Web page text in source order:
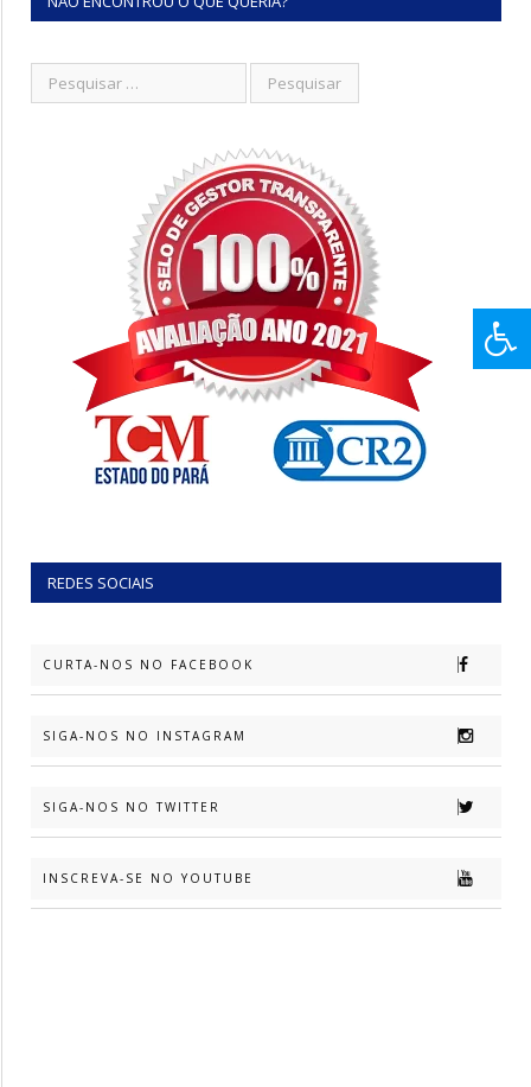
REDES SOCIAIS
CURTA-NOS NO FACEBOOK
SIGA-NOS NO INSTAGRAM
SIGA-NOS NO TWITTER
INSCREVA-SE NO YOUTUBE